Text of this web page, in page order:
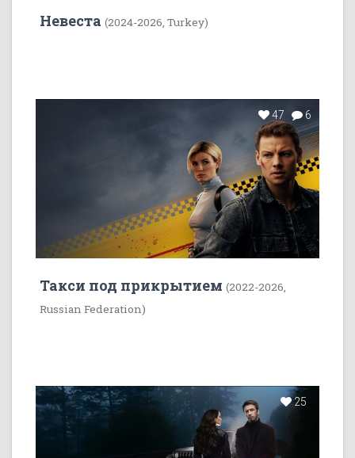
Невеста (2024-2026, Turkey)
47 6
Такси под прикрытием (2022-2026,
Russian Federation)
25